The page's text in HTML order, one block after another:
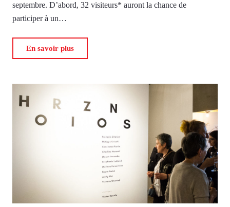
septembre. D’abord, 32 visiteurs* auront la chance de
participer à un…
En savoir plus